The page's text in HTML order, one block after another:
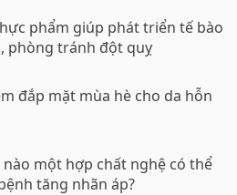
phẩm giúp phát triển tế bào
phòng tránh đột quỵ
đắp mặt mùa hè cho da hỗn
nào một hợp chất nghệ có thể
tăng nhãn áp?